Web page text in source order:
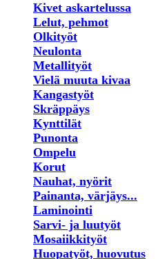
Kivet askartelussa
Lelut, pehmot
Olkityöt
Neulonta
Metallityöt
Vielä muuta kivaa
Kangastyöt
Skräppäys
Kynttilät
Punonta
Ompelu
Korut
Nauhat, nyörit
Painanta, värjäys...
Laminointi
Sarvi- ja luutyöt
Mosaiikkityöt
Huopatyöt, huovutus